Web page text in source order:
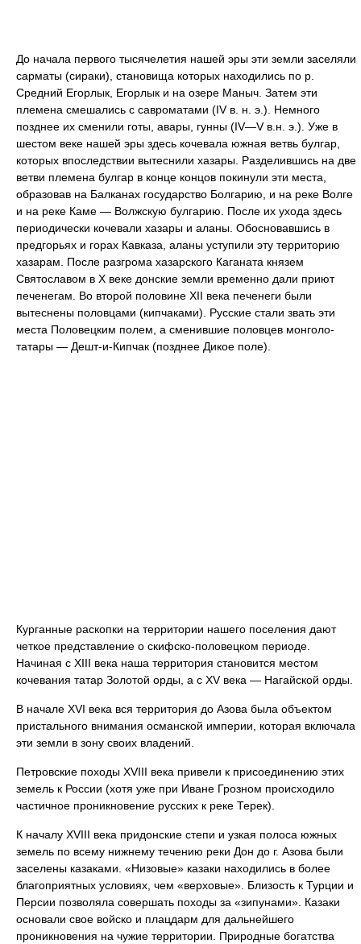
До начала первого тысячелетия нашей эры эти земли заселяли
сарматы (сираки), становища которых находились по р.
Средний Егорлык, Егорлык и на озере Маныч. Затем эти
племена смешались с савроматами (IV в. н. э.). Немного
позднее их сменили готы, авары, гунны (IV—V в.н. э.). Уже в
шестом веке нашей эры здесь кочевала южная ветвь булгар,
которых впоследствии вытеснили хазары. Разделившись на две
ветви племена булгар в конце концов покинули эти места,
образовав на Балканах государство Болгарию, и на реке Волге
и на реке Каме — Волжскую булгарию. После их ухода здесь
периодически кочевали хазары и аланы. Обосновавшись в
предгорьях и горах Кавказа, аланы уступили эту территорию
хазарам. После разгрома хазарского Каганата князем
Святославом в Х веке донские земли временно дали приют
печенегам. Во второй половине XII века печенеги были
вытеснены половцами (кипчаками). Русские стали звать эти
места Половецким полем, а сменившие половцев монголо-
татары — Дешт-и-Кипчак (позднее Дикое поле).
Курганные раскопки на территории нашего поселения дают
четкое представление о скифско-половецком периоде.
Начиная с XIII века наша территория становится местом
кочевания татар Золотой орды, а с XV века — Нагайской орды.
В начале XVI века вся территория до Азова была объектом
пристального внимания османской империи, которая включала
эти земли в зону своих владений.
Петровские походы XVIII века привели к присоединению этих
земель к России (хотя уже при Иване Грозном происходило
частичное проникновение русских к реке Терек).
К началу XVIII века придонские степи и узкая полоса южных
земель по всему нижнему течению реки Дон до г. Азова были
заселены казаками. «Низовые» казаки находились в более
благоприятных условиях, чем «верховые». Близость к Турции и
Персии позволяла совершать походы за «зипунами». Казаки
основали свое войско и плацдарм для дальнейшего
проникновения на чужие территории. Природные богатства